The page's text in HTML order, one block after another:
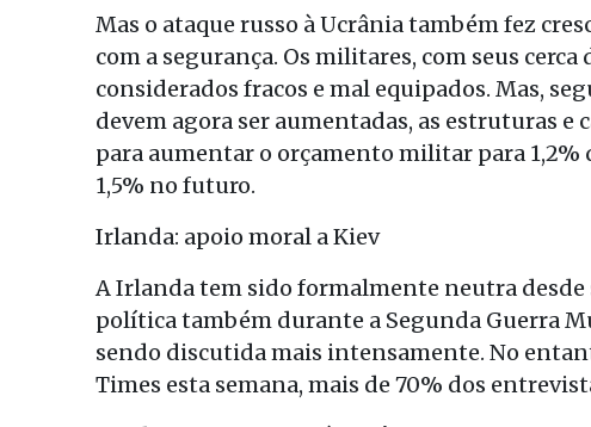
Mas o ataque russo à Ucrânia também fez
com a segurança. Os militares, com seus
considerados fracos e mal equipados. Mas,
devem agora ser aumentadas, as estruturas e
para aumentar o orçamento militar para
1,5% no futuro.
Irlanda: apoio moral a Kiev
A Irlanda tem sido formalmente neutra desde
política também durante a Segunda Guerra
sendo discutida mais intensamente. No
Times esta semana, mais de 70% dos